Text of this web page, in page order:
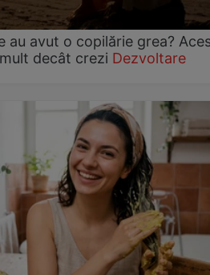
au avut o copilărie grea?
decât crezi Dezvoltare